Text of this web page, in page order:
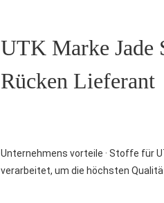
UTK Marke Jade
Rücken Lieferant
Unternehmens vorteile · Stoffe für
verarbeitet, um die höchsten